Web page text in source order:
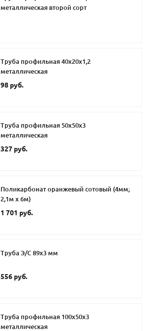
металлическая второй сорт
Труба профильная 40х20х1,2
металлическая
98 руб.
Труба профильная 50х50х3
металлическая
327 руб.
Поликарбонат оранжевый сотовый (4мм;
2,1м х 6м)
1 701 руб.
Труба Э/С 89х3 мм
556 руб.
Труба профильная 100х50х3
металлическая